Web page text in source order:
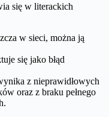
się w literackich
w sieci, można ją
się jako błąd
z nieprawidłowych
oraz z braku pełnego